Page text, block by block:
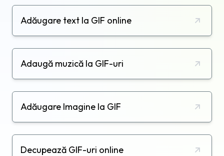
Adăugare text la GIF online
Adaugă muzică la GIF-uri
Adăugare Imagine la GIF
Decupează GIF-uri online